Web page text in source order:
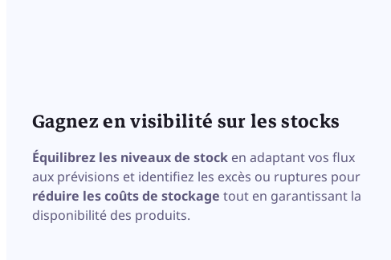
Gagnez en visibilité sur les stocks
Équilibrez les niveaux de stock en adaptant vos flux
aux prévisions et identifiez les excès ou ruptures pour
réduire les coûts de stockage tout en garantissant la
disponibilité des produits.